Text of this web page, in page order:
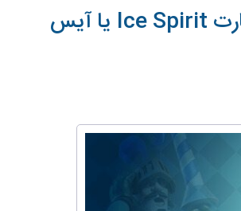
معرفی کارت های کلش رویال ؛ کارت Ice Spirit یا آیس